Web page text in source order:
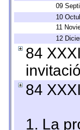
09
10
11
12
84
84
1. La